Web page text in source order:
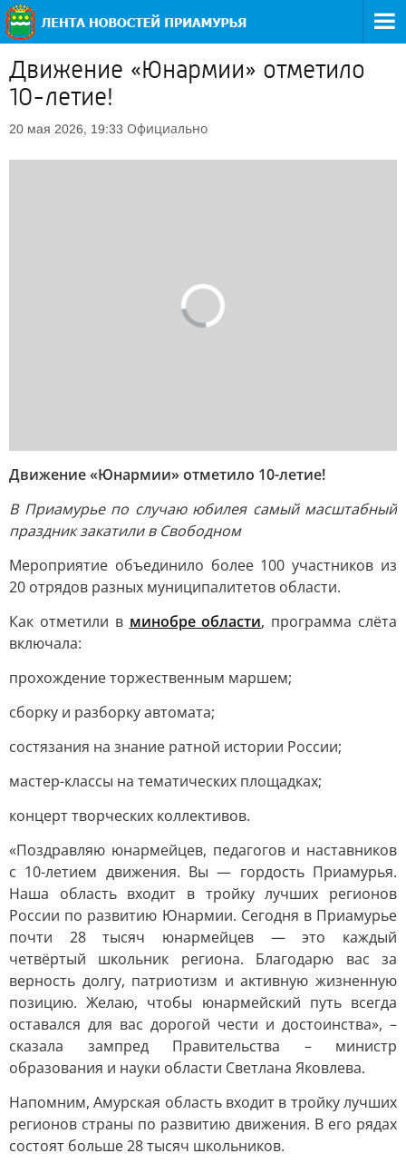
Движение «Юнармии» отметило
10-летие!
20 мая 2026, 19:33 Официально
Движение «Юнармии» отметило 10-летие!
В Приамурье по случаю юбилея самый масштабный
праздник закатили в Свободном
Мероприятие объединило более 100 участников из
20 отрядов разных муниципалитетов области.
Как отметили в минобре области, программа слёта
включала:
прохождение торжественным маршем;
сборку и разборку автомата;
состязания на знание ратной истории России;
мастер-классы на тематических площадках;
концерт творческих коллективов.
«Поздравляю юнармейцев, педагогов и наставников
с 10-летием движения. Вы — гордость Приамурья.
Наша область входит в тройку лучших регионов
России по развитию Юнармии. Сегодня в Приамурье
почти 28 тысяч юнармейцев — это каждый
четвёртый школьник региона. Благодарю вас за
верность долгу, патриотизм и активную жизненную
позицию. Желаю, чтобы юнармейский путь всегда
оставался для вас дорогой чести и достоинства», –
сказала зампред Правительства – министр
образования и науки области Светлана Яковлева.
Напомним, Амурская область входит в тройку лучших
регионов страны по развитию движения. В его рядах
состоят больше 28 тысяч школьников.